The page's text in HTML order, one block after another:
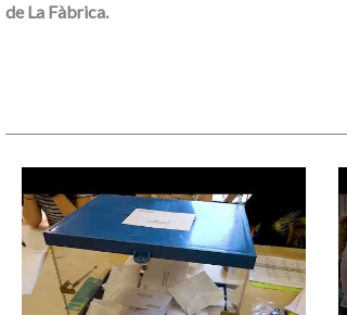
de La Fàbrica.